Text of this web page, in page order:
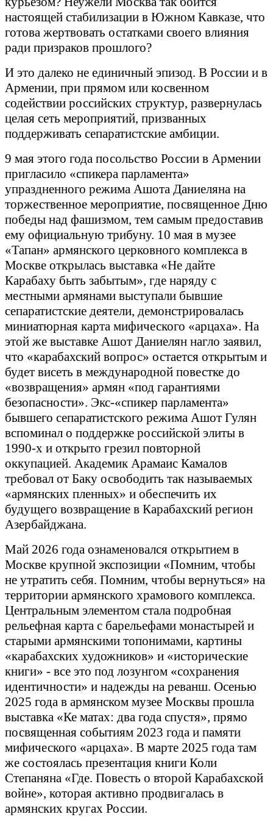
настоящей стабилизации в Южном Кавказе, что
готова жертвовать остатками своего влияния
ради призраков прошлого?
И это далеко не единичный эпизод. В России и в
Армении, при прямом или косвенном
содействии российских структур, развернулась
целая сеть мероприятий, призванных
поддерживать сепаратистские амбиции.
9 мая этого года посольство России в Армении
пригласило «спикера парламента»
упраздненного режима Ашота Даниеляна на
торжественное мероприятие, посвященное Дню
победы над фашизмом, тем самым предоставив
ему официальную трибуну. 10 мая в музее
«Тапан» армянского церковного комплекса в
Москве открылась выставка «Не дайте
Карабаху быть забытым», где наряду с
местными армянами выступали бывшие
сепаратистские деятели, демонстрировалась
миниатюрная карта мифического «арцаха». На
этой же выставке Ашот Даниелян нагло заявил,
что «карабахский вопрос» остается открытым и
будет висеть в международной повестке до
«возвращения» армян «под гарантиями
безопасности». Экс-«спикер парламента»
бывшего сепаратистского режима Ашот Гулян
вспоминал о поддержке российской элиты в
1990-х и открыто грезил повторной
оккупацией. Академик Арамаис Камалов
требовал от Баку освободить так называемых
«армянских пленных» и обеспечить их
будущего возвращение в Карабахский регион
Азербайджана.
Май 2026 года ознаменовался открытием в
Москве крупной экспозиции «Помним, чтобы
не утратить себя. Помним, чтобы вернуться» на
территории армянского храмового комплекса.
Центральным элементом стала подробная
рельефная карта с барельефами монастырей и
старыми армянскими топонимами, картины
«карабахских художников» и «исторические
книги» - все это под лозунгом «сохранения
идентичности» и надежды на реванш. Осенью
2025 года в армянском музее Москвы прошла
выставка «Ке матах: два года спустя», прямо
посвященная событиям 2023 года и памяти
мифического «арцаха». В марте 2025 года там
же состоялась презентация книги Коли
Степаняна «Где. Повесть о второй Карабахской
войне», которая активно продвигалась в
армянских кругах России.